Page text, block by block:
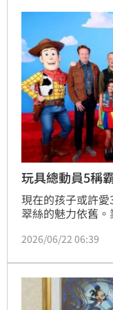
玩具總動員5稱
現在的孩子或許
翠絲的魅力依舊
萬美元，寫下今年
2026/06/22 06:39